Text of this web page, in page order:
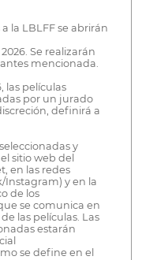
la LBLFF se abrirán
Se realizarán
mencionada.
las películas
por un jurado
definirá a
y
sitio web del
en las redes
Instagram) y en la
de los
se comunica en
las películas. Las
estarán
se define en el